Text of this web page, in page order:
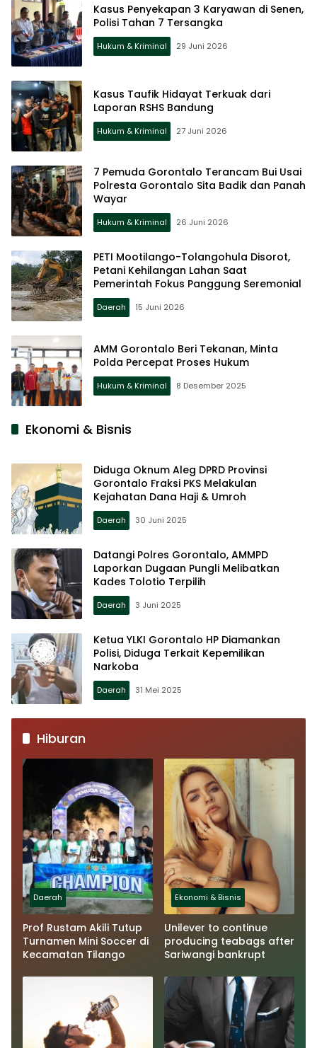
Kasus Penyekapan 3 Karyawan di Senen,
Polisi Tahan 7 Tersangka
Hukum & Kriminal 29 Juni 2026
Kasus Taufik Hidayat Terkuak dari
Laporan RSHS Bandung
Hukum & Kriminal 27 Juni 2026
7 Pemuda Gorontalo Terancam Bui Usai
Polresta Gorontalo Sita Badik dan Panah
Wayar
Hukum & Kriminal 26 Juni 2026
PETI Mootilango-Tolangohula Disorot,
Petani Kehilangan Lahan Saat
Pemerintah Fokus Panggung Seremonial
Daerah 15 Juni 2026
AMM Gorontalo Beri Tekanan, Minta
Polda Percepat Proses Hukum
Hukum & Kriminal 8 Desember 2025
Ekonomi & Bisnis
Diduga Oknum Aleg DPRD Provinsi
Gorontalo Fraksi PKS Melakulan
Kejahatan Dana Haji & Umroh
Daerah 30 Juni 2025
Datangi Polres Gorontalo, AMMPD
Laporkan Dugaan Pungli Melibatkan
Kades Tolotio Terpilih
Daerah 3 Juni 2025
Ketua YLKI Gorontalo HP Diamankan
Polisi, Diduga Terkait Kepemilikan
Narkoba
Daerah 31 Mei 2025
Hiburan
Daerah
Prof Rustam Akili Tutup
Turnamen Mini Soccer di
Kecamatan Tilango
Ekonomi & Bisnis
Unilever to continue
producing teabags after
Sariwangi bankrupt